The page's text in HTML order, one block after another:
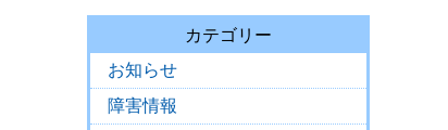
カテゴリー
お知らせ
障害情報